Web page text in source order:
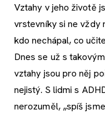
Vztahy v jeho životě
vrstevníky si ne vždy
kdo nechápal, co
Dnes se už s
vztahy jsou pro něj
nejistý. S lidmi s
nerozuměl, „spíš